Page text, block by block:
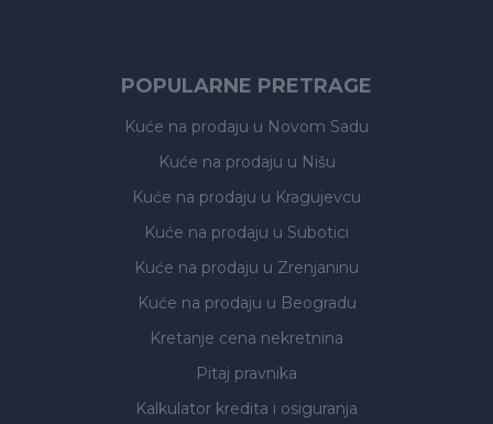
POPULARNE PRETRAGE
Kuće na prodaju u Novom Sadu
Kuće na prodaju u Nišu
Kuće na prodaju u Kragujevcu
Kuće na prodaju u Subotici
Kuće na prodaju u Zrenjaninu
Kuće na prodaju u Beogradu
Kretanje cena nekretnina
Pitaj pravnika
Kalkulator kredita i osiguranja